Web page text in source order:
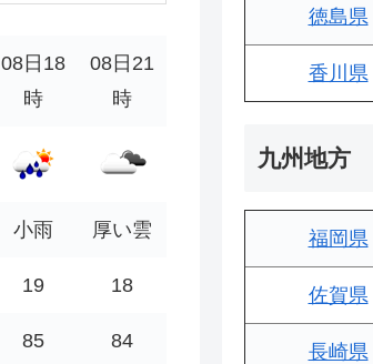
08日18
時
08日21
時
小雨 厚い雲
19 18
85 84
徳島県
香川県
九州地方
福岡県
佐賀県
長崎県